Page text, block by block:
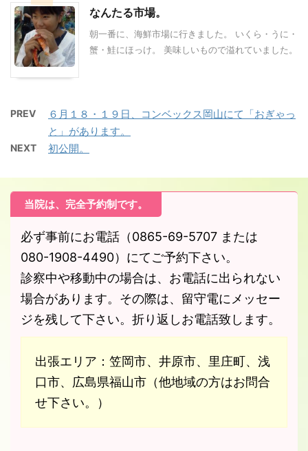
なんたる市場。
朝一番に、海鮮市場に行きました。 いくら・うに・
蟹・鮭にほっけ。 美味しいもので溢れていました。
PREV
６月１８・１９日、コンベックス岡山にて「おぎゃっ
と」があります。
NEXT 初公開。
当院は、完全予約制です。
必ず事前にお電話（0865-69-5707 または
080-1908-4490）にてご予約下さい。
診察中や移動中の場合は、お電話に出られない
場合があります。その際は、留守電にメッセー
ジを残して下さい。折り返しお電話致します。
出張エリア：笠岡市、井原市、里庄町、浅
口市、広島県福山市（他地域の方はお問合
せ下さい。）